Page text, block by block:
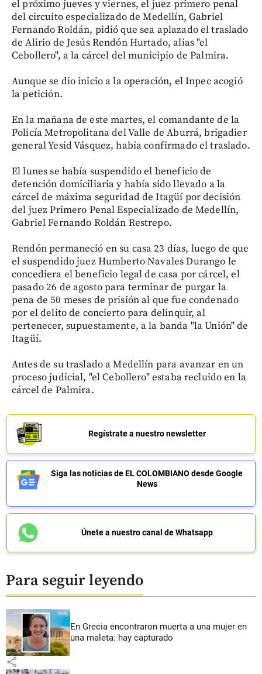
el próximo jueves y viernes, el juez primero penal
del circuito especializado de Medellín, Gabriel
Fernando Roldán, pidió que sea aplazado el traslado
de Alirio de Jesús Rendón Hurtado, alias "el
Cebollero", a la cárcel del municipio de Palmira.
Aunque se dio inicio a la operación, el Inpec acogió
la petición.
En la mañana de este martes, el comandante de la
Policía Metropolitana del Valle de Aburrá, brigadier
general Yesid Vásquez, había confirmado el traslado.
El lunes se había suspendido el beneficio de
detención domiciliaria y había sido llevado a la
cárcel de máxima seguridad de Itagüí por decisión
del juez Primero Penal Especializado de Medellín,
Gabriel Fernando Roldán Restrepo.
Rendón permaneció en su casa 23 días, luego de que
el suspendido juez Humberto Navales Durango le
concediera el beneficio legal de casa por cárcel, el
pasado 26 de agosto para terminar de purgar la
pena de 50 meses de prisión al que fue condenado
por el delito de concierto para delinquir, al
pertenecer, supuestamente, a la banda "la Unión" de
Itagüí.
Antes de su traslado a Medellín para avanzar en un
proceso judicial, "el Cebollero" estaba recluido en la
cárcel de Palmira.
Regístrate a nuestro newsletter
Siga las noticias de EL COLOMBIANO desde Google
News
Únete a nuestro canal de Whatsapp
Para seguir leyendo
En Grecia encontraron muerta a una mujer en
una maleta: hay capturado
share